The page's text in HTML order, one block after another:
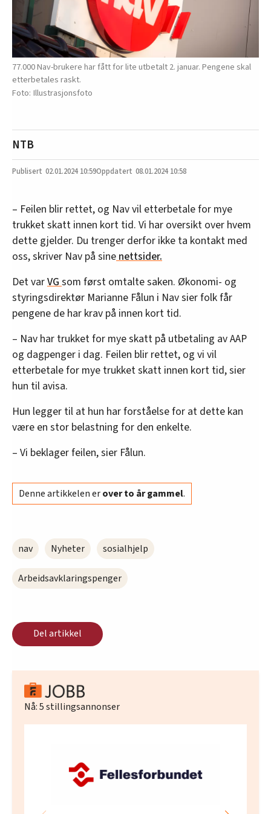
77.000 Nav-brukere har fått for lite utbetalt 2. januar. Pengene skal
etterbetales raskt.
Illustrasjonsfoto
NTB
02.01.2024 10:59 08.01.2024 10:58
– Feilen blir rettet, og Nav vil etterbetale for mye
trukket skatt innen kort tid. Vi har oversikt over hvem
dette gjelder. Du trenger derfor ikke ta kontakt med
oss, skriver Nav på sine nettsider.
Det varVG som først omtalte saken. Økonomi- og
styringsdirektør Marianne Fålun i Nav sier folk får
pengene de har krav på innen kort tid.
– Nav har trukket for mye skatt på utbetaling av AAP
og dagpenger i dag. Feilen blir rettet, og vi vil
etterbetale for mye trukket skatt innen kort tid, sier
hun til avisa.
Hun legger til at hun har forståelse for at dette kan
være en stor belastning for den enkelte.
– Vi beklager feilen, sier Fålun.
Denne artikkelen erover to år gammel.
nav Nyheter sosialhjelp
Arbeidsavklaringspenger
Del artikkel
Nå:5stillingsannonser